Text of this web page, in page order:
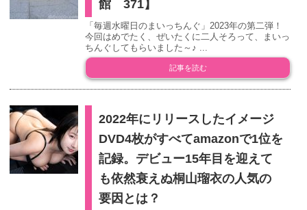
館 371】
「毎週水曜日のまいっちんぐ」2023年の第二弾！
今回はめでたく、ぜいたくに二人そろって、まいっ
ちんぐしてもらいました～♪ ...
記事を読む
2022年にリリースしたイメージ
DVD4枚がすべてamazonで1位を
記録。デビュー15年目を迎えて
も依然衰えぬ桐山瑠衣の人気の
要因とは？